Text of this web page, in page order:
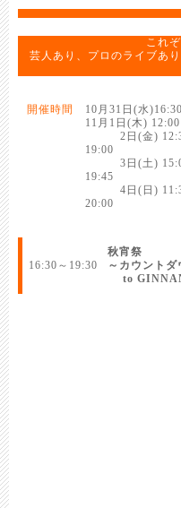
これ
芸人あり、プロのライブあ
開催時間
10月31日(水
11月1日(木)
2日(金)
19:00
3日(土)
19:45
4日(日)
20:00
16:30～19:30
秋宵祭
～カウントダ
to